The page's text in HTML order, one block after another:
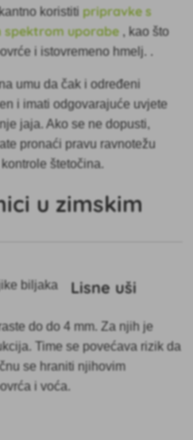
koristitipripravke s
spektrom uporabe , kao što
i istovremeno hmelj. .
umu da čak i određeni
i imati odgovarajuće uvjete
jaja. Ako se ne dopusti,
pronaći pravu ravnotežu
štetočina.
u zimskim
Lisne uši
do do 4 mm. Za njih je
Time se povećava rizik da
se hraniti njihovim
i voća.